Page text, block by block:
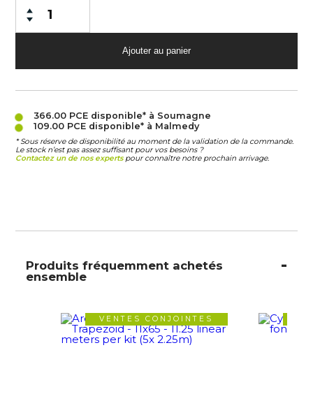
366.00 PCEdisponible* à Soumagne
109.00 PCEdisponible* à Malmedy
* Sous réserve de disponibilité au moment de la validation de la commande.
Le stock n’est pas assez suffisant pour vos besoins ?
Contactez un de nos expertspour connaître notre prochain arrivage.
Produits fréquemment achetés
ensemble
VENTES CONJOINTES